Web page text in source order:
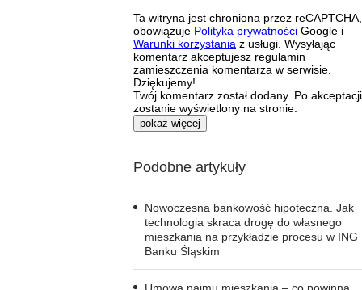
Ta witryna jest chroniona przez reCAPTCHA,
obowiązuje Polityka prywatności Google i
Warunki korzystania z usługi. Wysyłając
komentarz akceptujesz regulamin
zamieszczenia komentarza w serwisie.
Dziękujemy!
Twój komentarz został dodany. Po
zostanie wyświetlony na stronie.
pokaż więcej
Podobne artykuły
Nowoczesna bankowość hipoteczna. Jak
technologia skraca drogę do własnego
mieszkania na przykładzie procesu w ING
Banku Śląskim